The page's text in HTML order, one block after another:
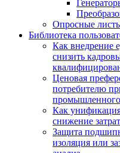
Опросные
Библиотека
Как внедрение
снизить
Ценовая
потребителю
Как
снижение
Защита
изоляция или